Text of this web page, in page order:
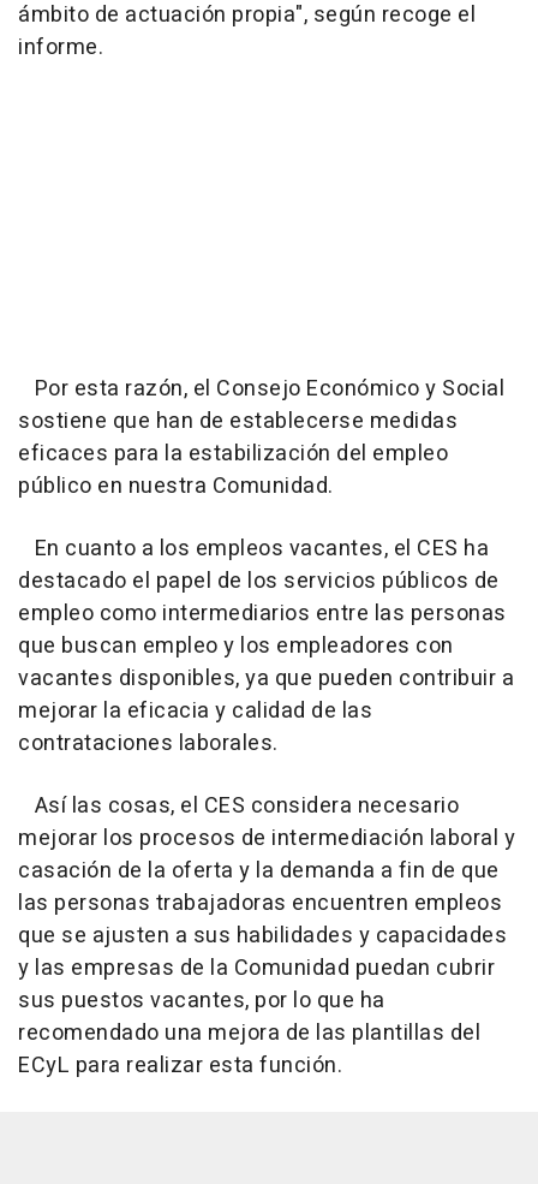
ámbito de actuación propia", según recoge el
informe.
Por esta razón, el Consejo Económico y Social
sostiene que han de establecerse medidas
eficaces para la estabilización del empleo
público en nuestra Comunidad.
En cuanto a los empleos vacantes, el CES ha
destacado el papel de los servicios públicos de
empleo como intermediarios entre las personas
que buscan empleo y los empleadores con
vacantes disponibles, ya que pueden contribuir a
mejorar la eficacia y calidad de las
contrataciones laborales.
Así las cosas, el CES considera necesario
mejorar los procesos de intermediación laboral y
casación de la oferta y la demanda a fin de que
las personas trabajadoras encuentren empleos
que se ajusten a sus habilidades y capacidades
y las empresas de la Comunidad puedan cubrir
sus puestos vacantes, por lo que ha
recomendado una mejora de las plantillas del
ECyL para realizar esta función.